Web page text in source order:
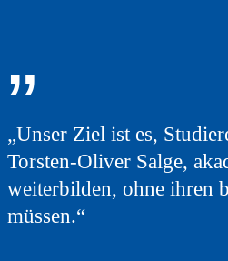
„
„Unser Ziel ist es,
Torsten-Oliver Salge,
weiterbilden, ohne ihren
müssen.“